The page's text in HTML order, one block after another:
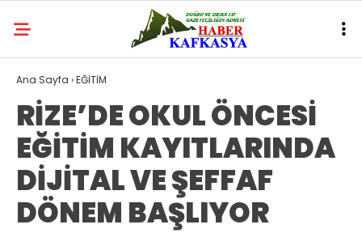
Ana Sayfa ›EĞİTİM
RİZE’DE OKUL ÖNCESİ
EĞİTİM KAYITLARINDA
DİJİTAL VE ŞEFFAF
DÖNEM BAŞLIYOR